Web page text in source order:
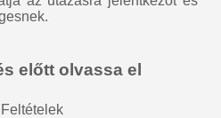
előtt olvassa el